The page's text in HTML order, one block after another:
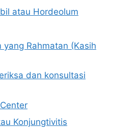
atau Hordeolum
yang Rahmatan (Kasih
dan konsultasi
Konjungtivitis